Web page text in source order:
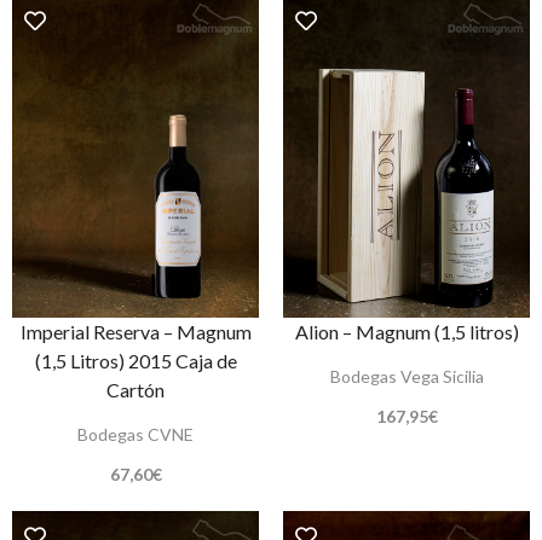
Imperial Reserva – Magnum
(1,5 Litros) 2015 Caja de
Cartón
Bodegas CVNE
67,60€
Alion – Magnum (1,5 litros)
Bodegas Vega Sicilia
167,95€